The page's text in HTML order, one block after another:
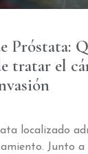
Próstata:
tratar el
localizado
Junto a